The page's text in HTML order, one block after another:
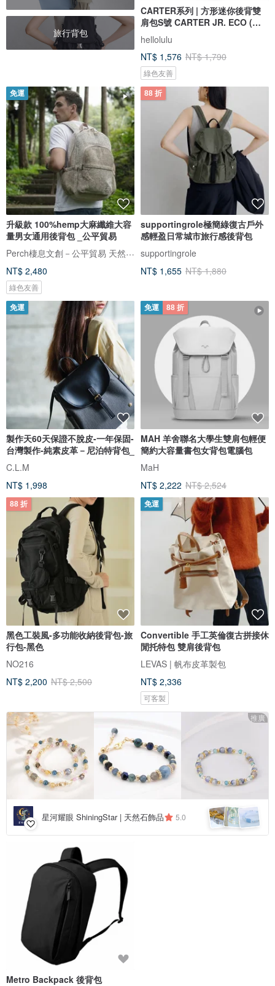
旅行背包
CARTER系列 | 方形迷你後背雙
肩包S號 CARTER JR. ECO (暗
黑)
hellolulu
NT$ 1,576 NT$ 1,790
綠色友善
免運
升級款 100%hemp大麻纖維大容
量男女通用後背包 _公平貿易
Perch棲息文創－公平貿易 天然纖維 手工製作
NT$ 2,480
綠色友善
88 折
supportingrole極簡綠復古戶外
感輕盈日常城市旅行感後背包
supportingrole
NT$ 1,655 NT$ 1,880
免運
製作天60天保證不脫皮-一年保固-
台灣製作-純素皮革－尼泊特背包_
C.L.M
NT$ 1,998
免運 88 折
MAH 羊舍聯名大學生雙肩包輕便
簡約大容量書包女背包電腦包
MaH
NT$ 2,222 NT$ 2,524
88 折
黑色工裝風-多功能收納後背包-旅
行包-黑色
NO216
NT$ 2,200 NT$ 2,500
免運
Convertible 手工英倫復古拼接休
閒托特包 雙肩後背包
LEVAS | 帆布皮革製包
NT$ 2,336
可客製
推廣
星河耀眼 ShiningStar | 天然石飾品 5.0
Metro Backpack 後背包